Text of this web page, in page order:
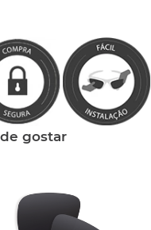
gostar